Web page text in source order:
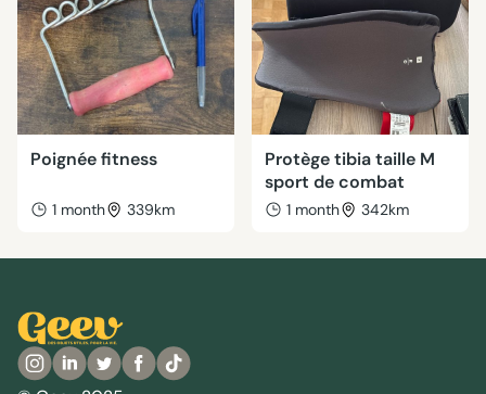
Poignée fitness
1 month 339km
Protège tibia taille M
sport de combat
1 month 342km